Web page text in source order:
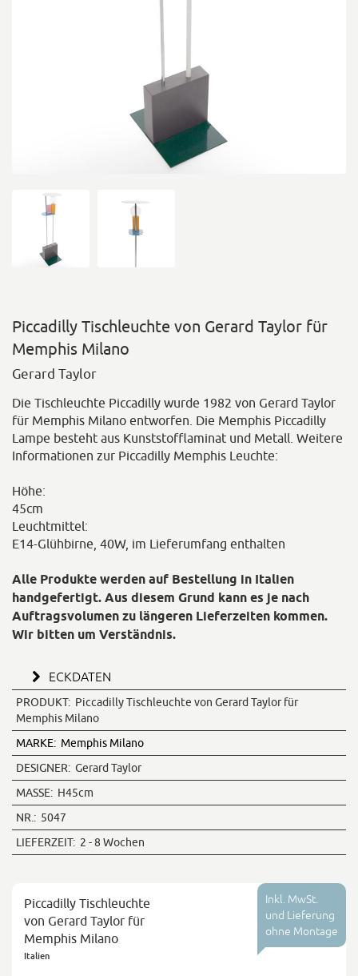
Piccadilly Tischleuchte von Gerard Taylor für
Memphis Milano
Gerard Taylor
Die Tischleuchte Piccadilly wurde 1982 von Gerard Taylor
für Memphis Milano entworfen. Die Memphis Piccadilly
Lampe besteht aus Kunststofflaminat und Metall. Weitere
Informationen zur Piccadilly Memphis Leuchte:
Höhe:
45cm
Leuchtmittel:
E14-Glühbirne, 40W, im Lieferumfang enthalten
Alle Produkte werden auf Bestellung in Italien
handgefertigt. Aus diesem Grund kann es je nach
Auftragsvolumen zu längeren Lieferzeiten kommen.
Wir bitten um Verständnis.
ECKDATEN
PRODUKT: Piccadilly Tischleuchte von Gerard Taylor für
Memphis Milano
MARKE: Memphis Milano
DESIGNER: Gerard Taylor
MASSE: H45cm
NR.: 5047
LIEFERZEIT: 2 - 8 Wochen
Inkl. MwSt.
und Lieferung
ohne Montage
Piccadilly Tischleuchte
von Gerard Taylor für
Memphis Milano
Italien